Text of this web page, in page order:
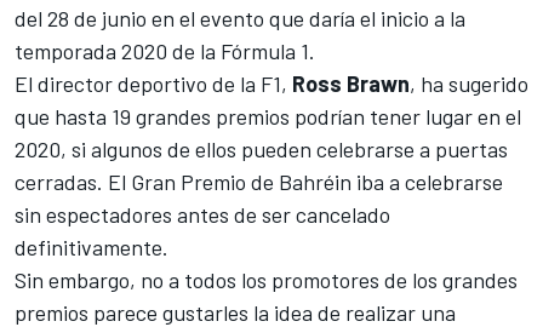
del 28 de junio en el evento que daría el inicio a la
temporada 2020 de la Fórmula 1.
El director deportivo de la F1, Ross Brawn, ha sugerido
que hasta 19 grandes premios podrían tener lugar en el
2020, si algunos de ellos pueden celebrarse a puertas
cerradas. El Gran Premio de Bahréin iba a celebrarse
sin espectadores antes de ser cancelado
definitivamente.
Sin embargo, no a todos los promotores de los grandes
premios parece gustarles la idea de realizar una